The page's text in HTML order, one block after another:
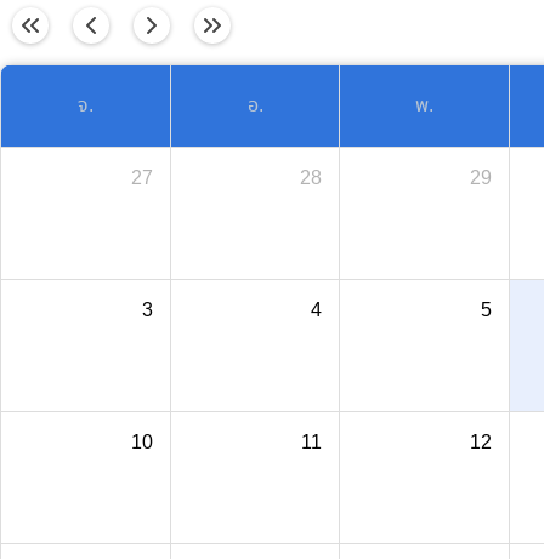
จ. อ. พ.
27 28 29
3 4 5
10 11 12